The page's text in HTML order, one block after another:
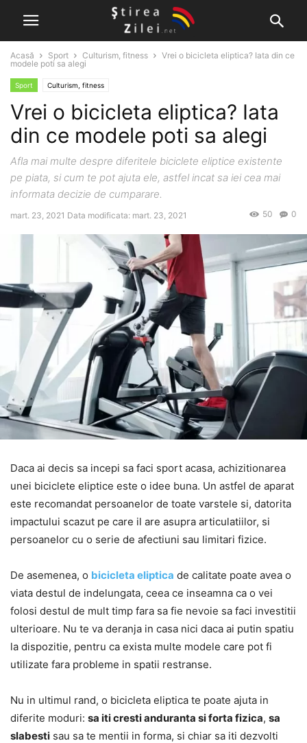
Acasă Sport Culturism, fitness
Vrei o bicicleta eliptica? Iata din ce
modele poti sa alegi
Sport Culturism, fitness
Vrei o bicicleta eliptica? Iata
din ce modele poti sa alegi
Afla mai multe despre diferitele biciclete eliptice existente
pe piata, si cum te pot ajuta ele, astfel incat sa iei cea mai
informata decizie de cumparare.
mart. 23, 2021 Data modificata: mart. 23, 2021 0
50
Daca ai decis sa incepi sa faci sport acasa, achizitionarea
unei biciclete eliptice este o idee buna. Un astfel de aparat
este recomandat persoanelor de toate varstele si, datorita
impactului scazut pe care il are asupra articulatiilor, si
persoanelor cu o serie de afectiuni sau limitari fizice.
De asemenea, o bicicleta eliptica de calitate poate avea o
viata destul de indelungata, ceea ce inseamna ca o vei
folosi destul de mult timp fara sa fie nevoie sa faci investitii
ulterioare. Nu te va deranja in casa nici daca ai putin spatiu
la dispozitie, pentru ca exista multe modele care pot fi
utilizate fara probleme in spatii restranse.
Nu in ultimul rand, o bicicleta eliptica te poate ajuta in
diferite moduri: sa iti cresti anduranta si forta fizica, sa
slabesti sau sa te mentii in forma, si chiar sa iti dezvolti